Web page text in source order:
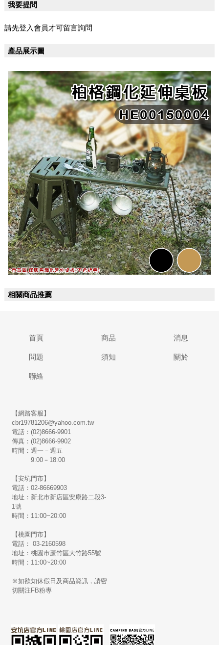
我要提問
請先登入會員才可留言詢問
產品展示圖
相關商品推薦
首頁 商品 消息
問題 須知 關於
聯絡
【網路客服】
cbr19781206@yahoo.com.tw
電話：(02)8666-9901
傳真：(02)8666-9902
時間：週一－週五
9:00－18:00
【安坑門市】
電話：02-86669903
地址：新北市新店區安康路二段3-
1號
時間：11:00~20:00
【桃園門市】
電話： 03-2160598
地址：桃園市蘆竹區大竹路55號
時間：11:00~20:00
※如欲知休假日及商品資訊，請密
切關注FB粉專